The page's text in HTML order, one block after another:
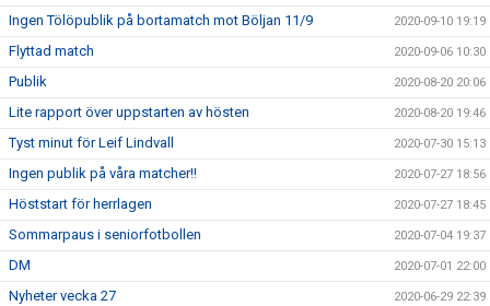
Ingen Tölöpublik på bortamatch mot Böljan 11/9 2020-09-10 19:19
Flyttad match 2020-09-06 10:30
Publik 2020-08-20 20:06
Lite rapport över uppstarten av hösten 2020-08-20 19:46
Tyst minut för Leif Lindvall 2020-07-30 15:13
Ingen publik på våra matcher!! 2020-07-27 18:56
Höststart för herrlagen 2020-07-27 18:45
Sommarpaus i seniorfotbollen 2020-07-04 19:37
DM 2020-07-01 22:00
Nyheter vecka 27 2020-06-29 22:39